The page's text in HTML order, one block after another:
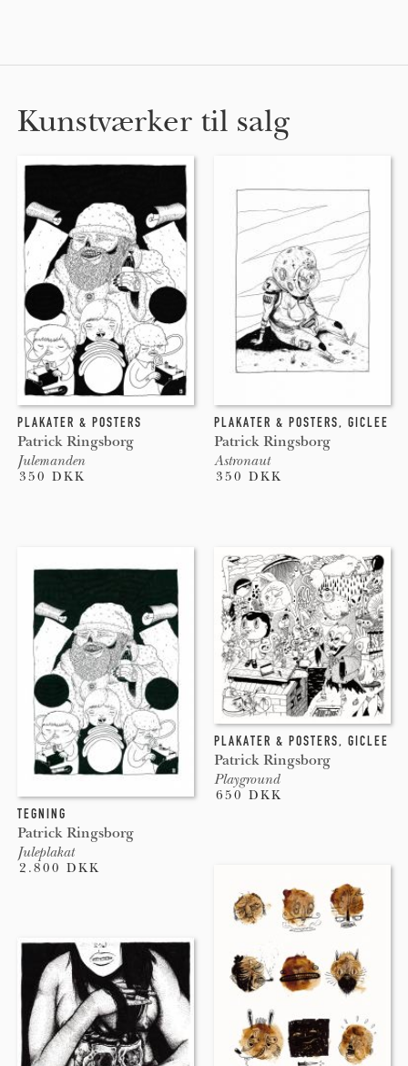
Kunstværker til salg
PLAKATER & POSTERS
Patrick Ringsborg
Julemanden
350 DKK
PLAKATER & POSTERS, GICLEE
Patrick Ringsborg
Astronaut
350 DKK
TEGNING
Patrick Ringsborg
Juleplakat
2.800 DKK
PLAKATER & POSTERS, GICLEE
Patrick Ringsborg
Playground
650 DKK